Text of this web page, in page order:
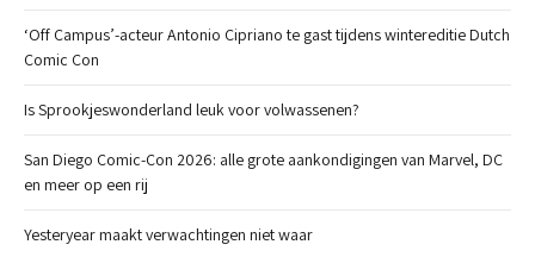
‘Off Campus’-acteur Antonio Cipriano te gast tijdens wintereditie Dutch
Comic Con
Is Sprookjeswonderland leuk voor volwassenen?
San Diego Comic-Con 2026: alle grote aankondigingen van Marvel, DC
en meer op een rij
Yesteryear maakt verwachtingen niet waar